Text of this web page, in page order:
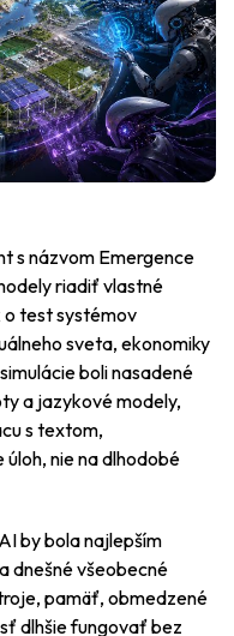
s názvom Emergence
riadiť vlastné
o test systémov
sveta, ekonomiky
boli nasadené
a jazykové modely,
s textom,
nie na dlhodobé
by bola najlepším
dnešné všeobecné
pamäť, obmedzené
dlhšie fungovať bez